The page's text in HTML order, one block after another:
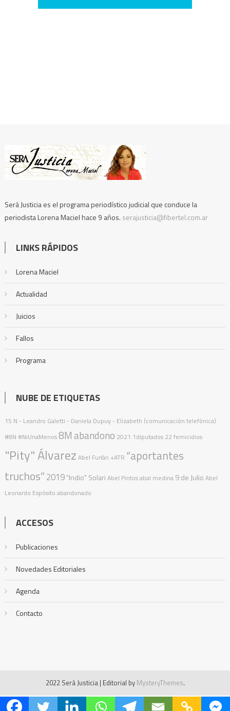
Será Justicia es el programa periodístico judicial que conduce la
periodista Lorena Maciel hace 9 años. serajusticia@fibertel.com.ar
LINKS RÁPIDOS
Lorena Maciel
Actualidad
Juicios
Fallos
Programa
NUBE DE ETIQUETAS
15 N - Leandro Galetti - Daniela Dupuy - Elizabeth (comunicación telefónica)
#8N #NiUnaMenos8Mabandono 2021 1diputados 22 femicidios
"Pity" Álvarez Abel Furlán +ATR “aportantes
truchos”2019"Indio" Solari Abel Pintosabal medina 9 de Julio Abel
Leonardo Espósito abandonado
ACCESOS
Publicaciones
Novedades Editoriales
Agenda
Contacto
2022 Será Justicia | Editorial by MysteryThemes.